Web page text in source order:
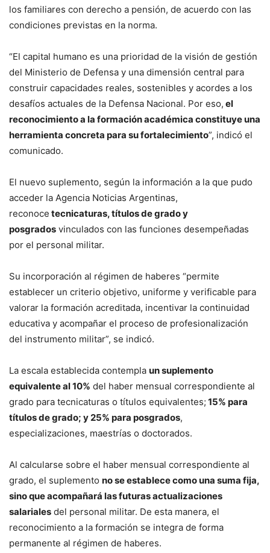
los familiares con derecho a pensión, de acuerdo con las
condiciones previstas en la norma.
“El capital humano es una prioridad de la visión de gestión
del Ministerio de Defensa y una dimensión central para
construir capacidades reales, sostenibles y acordes a los
desafíos actuales de la Defensa Nacional. Por eso, el
reconocimiento a la formación académica constituye una
herramienta concreta para su fortalecimiento”, indicó el
comunicado.
El nuevo suplemento, según la información a la que pudo
acceder la Agencia Noticias Argentinas,
reconoce tecnicaturas, títulos de grado y
posgrados vinculados con las funciones desempeñadas
por el personal militar.
Su incorporación al régimen de haberes “permite
establecer un criterio objetivo, uniforme y verificable para
valorar la formación acreditada, incentivar la continuidad
educativa y acompañar el proceso de profesionalización
del instrumento militar”, se indicó.
La escala establecida contempla un suplemento
equivalente al 10% del haber mensual correspondiente al
grado para tecnicaturas o títulos equivalentes; 15% para
títulos de grado; y 25% para posgrados,
especializaciones, maestrías o doctorados.
Al calcularse sobre el haber mensual correspondiente al
grado, el suplemento no se establece como una suma fija,
sino que acompañará las futuras actualizaciones
salariales del personal militar. De esta manera, el
reconocimiento a la formación se integra de forma
permanente al régimen de haberes.